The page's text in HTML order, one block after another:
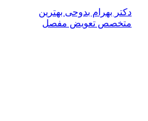
دکتر بهرام بدوحی بهترین
متخصص تعویض مفصل